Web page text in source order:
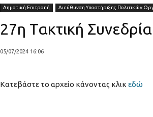
Δημοτική Επιτροπή Διεύθυνση Υποστήριξης Πολιτικών
27η Τακτική
05/07/2024 16:06
Κατεβάστε το αρχείο κάνοντας κλικ εδώ